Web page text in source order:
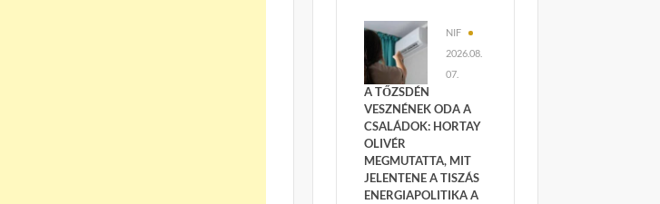
NIF
2026.08.
07.
A TŐZSDÉN
VESZNÉNEK ODA A
CSALÁDOK: HORTAY
OLIVÉR
MEGMUTATTA, MIT
JELENTENE A TISZÁS
ENERGIAPOLITIKA A